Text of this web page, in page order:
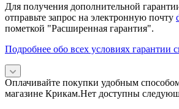
Для получения дополнительной
отправьте запрос на электронную почту
пометкой "Расширенная гарантия".
Подробнее обо всех условиях гарантии
Оплачивайте покупки удобным
магазине Крикам.Нет доступны